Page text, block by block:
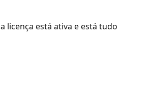
licença está ativa e está tudo